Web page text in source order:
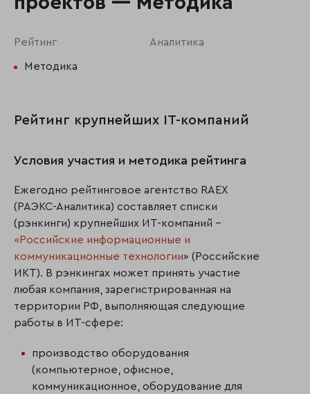
Рейтинг Аналитика
Методика
Рейтинг крупнейших IT-компаний
Условия участия и методика рейтинга
Ежегодно рейтинговое агентство RAEX
(РАЭКС-Аналитика) составляет списки
(рэнкинги) крупнейших ИТ-компаний –
«Российские информационные и
коммуникационные технологии» (Российские
ИКТ). В рэнкингах может принять участие
любая компания, зарегистрированная на
территории РФ, выполняющая следующие
работы в ИТ-сфере:
производство оборудования
(компьютерное, офисное,
коммуникационное, оборудование для